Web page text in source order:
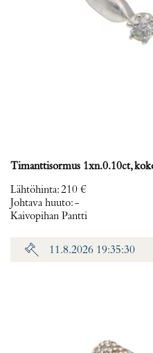
Timanttisormus 1xn.0.10ct,
Lähtöhinta:210 €
Johtava huuto:-
Kaivopihan Pantti
11.8.2026 19:35:30